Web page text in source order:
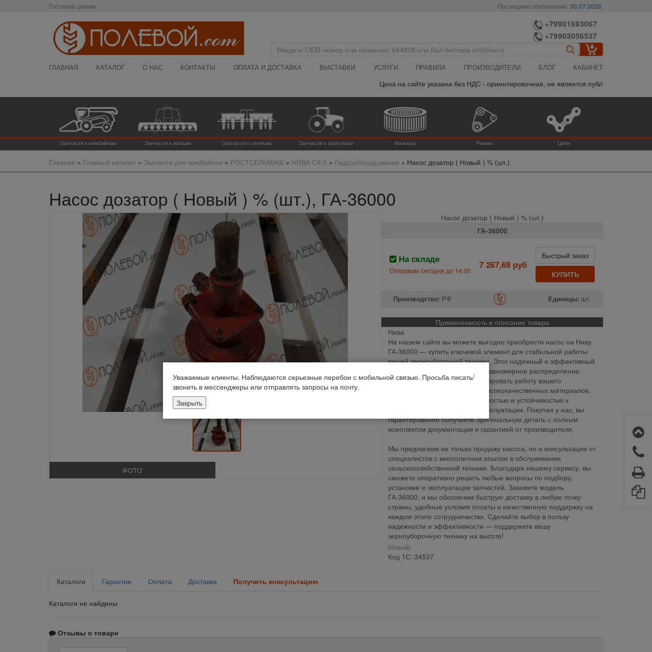
Гостевой режим Последнее обновление:30.07.2026,
+79901693067
+79903056537
ГЛАВНАЯ КАТАЛОГ О НАС КОНТАКТЫ ОПЛАТА И ДОСТАВКА ВЫСТАВКИ УСЛУГИ ПРАВИЛА ПРОИЗВОДИТЕЛИ БЛОГ КАБИНЕТ
Цена на сайте указана без НДС - ориентировочная, не является публичной офертой,
Запчасти к комбайнам Запчасти к жаткам Запчасти к сеялкам Запчасти к тракторам Фильтры Ремни Цепи
Главная » Главный каталог» Запчасти для комбайнов» РОСТСЕЛЬМАШ » НИВА СК-5 » Гидрооборудование » Насос дозатор ( Новый ) % (шт.)
Насос дозатор ( Новый ) % (шт.), ГА-36000
ФОТО
Насос дозатор ( Новый ) % (шт.)
ГА-36000
На складе
Отправим сегодня до 14:00
7 267,69 руб
Быстрый заказ
КУПИТЬ
Производство: РФ Единицы: шт.
Применяемость и описание товара
Нива
На нашем сайте вы можете выгодно приобрести насос на Ниву
ГА-36000 — купить ключевой элемент для стабильной работы
вашей зерноуборочной техники. Этот надежный и эффективный
насос обеспечивает точное и равномерное распределение
топлива, что помогает оптимизировать работу вашего
комбайна. Изготовленный из высококачественных материалов,
ГА-36000 отличается долговечностью и устойчивостью к
неблагоприятным условиям эксплуатации. Покупая у нас, вы
гарантированно получаете оригинальную деталь с полным
комплектом документации и гарантией от производителя.
Мы предлагаем не только продажу насоса, но и консультации от
специалистов с многолетним опытом в обслуживании
сельскохозяйственной техники. Благодаря нашему сервису, вы
сможете оперативно решить любые вопросы по подбору,
установке и эксплуатации запчастей. Закажите модель
ГА-36000, и мы обеспечим быструю доставку в любую точку
страны, удобные условия оплаты и качественную поддержку на
каждом этапе сотрудничества. Сделайте выбор в пользу
надежности и эффективности — поддержите вашу
зерноуборочную технику на высоте!
(Новый)
Код 1С: 34537
Каталоги Гарантии Оплата Доставка Получить консультацию
Каталоги не найдены
Отзывы о товаре
Уважаемые клиенты. Наблюдаются серьезные перебои с мобильной связью. Просьба писать/
звонить в мессенджеры или отправлять запросы на почту.
Закрыть